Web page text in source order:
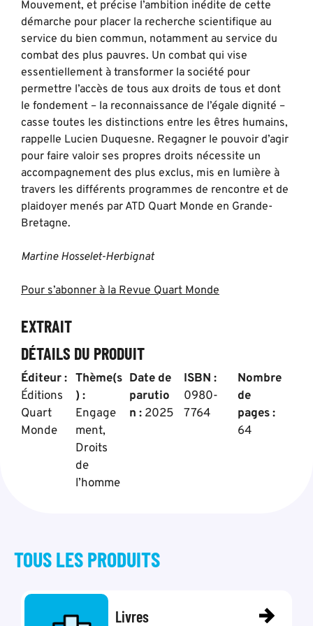
Mouvement, et précise l’ambition inédite de cette
démarche pour placer la recherche scientifique au
service du bien commun, notamment au service du
combat des plus pauvres. Un combat qui vise
essentiellement à transformer la société pour
permettre l’accès de tous aux droits de tous et dont
le fondement – la reconnaissance de l’égale dignité –
casse toutes les distinctions entre les êtres humains,
rappelle Lucien Duquesne. Regagner le pouvoir d’agir
pour faire valoir ses propres droits nécessite un
accompagnement des plus exclus, mis en lumière à
travers les différents programmes de rencontre et de
plaidoyer menés par ATD Quart Monde en Grande-
Bretagne.
Martine Hosselet-Herbignat
Pour s’abonner à la Revue Quart Monde
EXTRAIT
DÉTAILS DU PRODUIT
Éditeur :
Éditions
Quart
Monde
Thème(s
) :
Engage
ment,
Droits
de
l’homme
Date de
parutio
n : 2025
ISBN :
0980-
7764
Nombre
de
pages :
64
TOUS LESPRODUITS
Livres